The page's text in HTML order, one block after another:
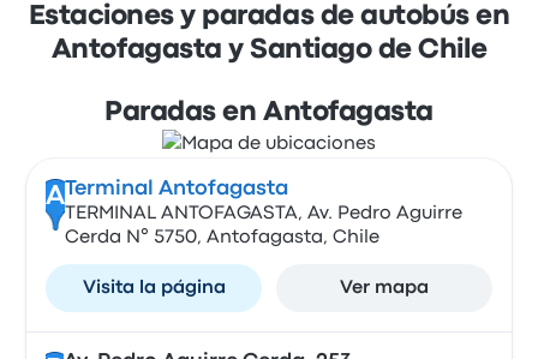
Estaciones y paradas de autobús en
Antofagasta y Santiago de Chile
Paradas en Antofagasta
A Terminal Antofagasta
TERMINAL ANTOFAGASTA, Av. Pedro Aguirre
Cerda N° 5750, Antofagasta, Chile
Visita la página Ver mapa